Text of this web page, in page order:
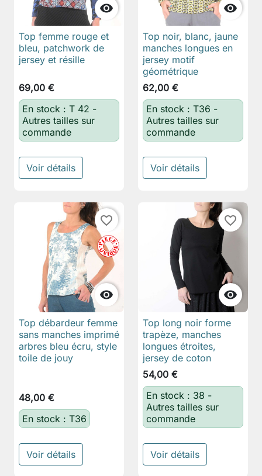

Top femme rouge et
bleu, patchwork de
jersey et résille
69,00 €
En stock : T 42 -
Autres tailles sur
commande
Voir détails

Top noir, blanc, jaune
manches longues en
jersey motif
géométrique
62,00 €
En stock : T36 -
Autres tailles sur
commande
Voir détails

favorite_border
Top débardeur femme
sans manches imprimé
arbres bleu écru, style
toile de jouy
48,00 €
En stock : T36
Voir détails

favorite_border
Top long noir forme
trapèze, manches
longues étroites,
jersey de coton
54,00 €
En stock : 38 -
Autres tailles sur
commande
Voir détails